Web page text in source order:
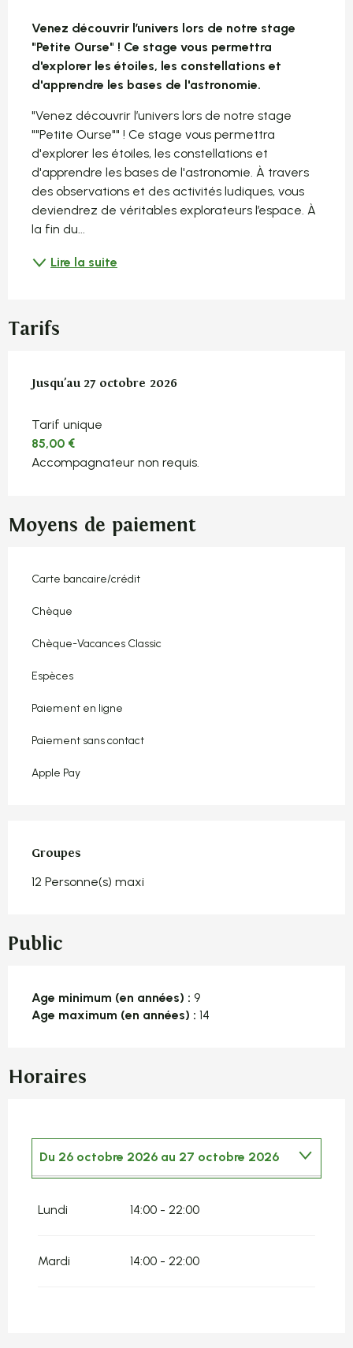
Venez découvrir l’univers lors de notre stage
"Petite Ourse" ! Ce stage vous permettra
d'explorer les étoiles, les constellations et
d'apprendre les bases de l'astronomie.
"Venez découvrir l’univers lors de notre stage
""Petite Ourse"" ! Ce stage vous permettra
d'explorer les étoiles, les constellations et
d'apprendre les bases de l'astronomie. À travers
des observations et des activités ludiques, vous
deviendrez de véritables explorateurs l’espace. À
la fin du...
Lire la suite
Tarifs
Du14 avril 2026au27 octobre 2026
Jusqu'au 27 octobre 2026
Tarif unique
85,00 €
Accompagnateur non requis.
Moyens de paiement
Carte bancaire/crédit
Chèque
Chèque-Vacances Classic
Espèces
Paiement en ligne
Paiement sans contact
Apple Pay
Groupes
Groupes
12 Personne(s) maxi
Public
Age minimum (en années) : 9
Age maximum (en années) : 14
Horaires
Du 26 octobre 2026 au 27 octobre 2026
Lundi 14:00 - 22:00
Mardi 14:00 - 22:00